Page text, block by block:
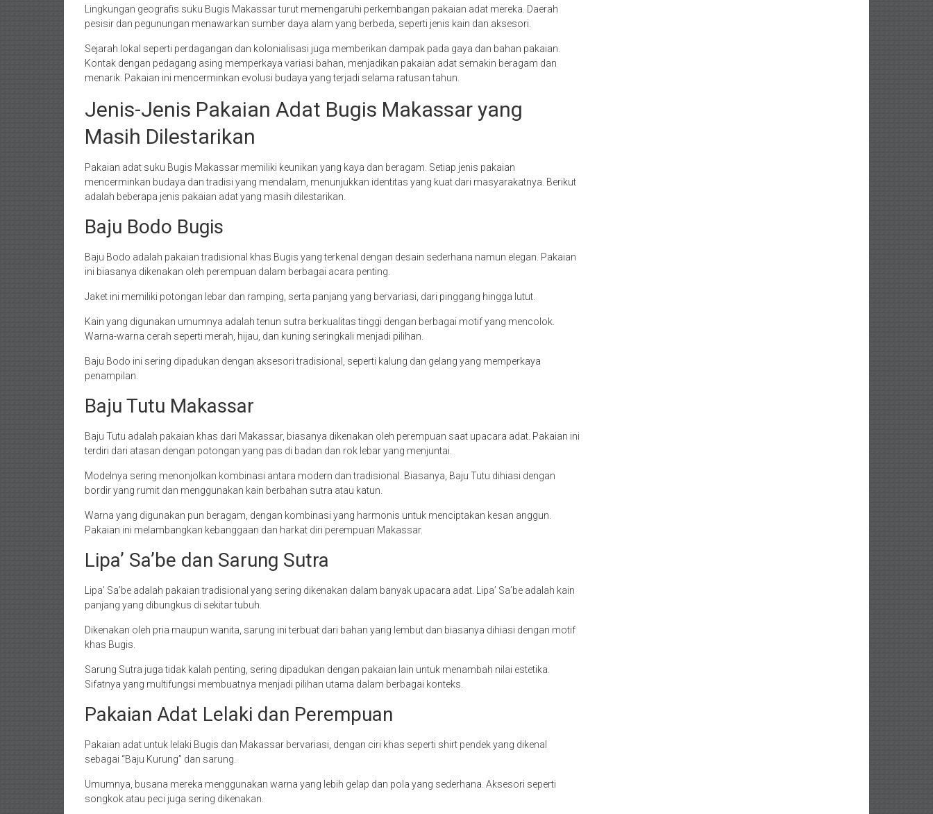
Lingkungan geografis suku Bugis Makassar turut memengaruhi perkembangan pakaian adat mereka. Daerah
pesisir dan pegunungan menawarkan sumber daya alam yang berbeda, seperti jenis kain dan aksesori.
Sejarah lokal seperti perdagangan dan kolonialisasi juga memberikan dampak pada gaya dan bahan pakaian.
Kontak dengan pedagang asing memperkaya variasi bahan, menjadikan pakaian adat semakin beragam dan
menarik. Pakaian ini mencerminkan evolusi budaya yang terjadi selama ratusan tahun.
Jenis-Jenis Pakaian Adat Bugis Makassar yang
Masih Dilestarikan
Pakaian adat suku Bugis Makassar memiliki keunikan yang kaya dan beragam. Setiap jenis pakaian
mencerminkan budaya dan tradisi yang mendalam, menunjukkan identitas yang kuat dari masyarakatnya. Berikut
adalah beberapa jenis pakaian adat yang masih dilestarikan.
Baju Bodo Bugis
Baju Bodo adalah pakaian tradisional khas Bugis yang terkenal dengan desain sederhana namun elegan. Pakaian
ini biasanya dikenakan oleh perempuan dalam berbagai acara penting.
Jaket ini memiliki potongan lebar dan ramping, serta panjang yang bervariasi, dari pinggang hingga lutut.
Kain yang digunakan umumnya adalah tenun sutra berkualitas tinggi dengan berbagai motif yang mencolok.
Warna-warna cerah seperti merah, hijau, dan kuning seringkali menjadi pilihan.
Baju Bodo ini sering dipadukan dengan aksesori tradisional, seperti kalung dan gelang yang memperkaya
penampilan.
Baju Tutu Makassar
Baju Tutu adalah pakaian khas dari Makassar, biasanya dikenakan oleh perempuan saat upacara adat. Pakaian ini
terdiri dari atasan dengan potongan yang pas di badan dan rok lebar yang menjuntai.
Modelnya sering menonjolkan kombinasi antara modern dan tradisional. Biasanya, Baju Tutu dihiasi dengan
bordir yang rumit dan menggunakan kain berbahan sutra atau katun.
Warna yang digunakan pun beragam, dengan kombinasi yang harmonis untuk menciptakan kesan anggun.
Pakaian ini melambangkan kebanggaan dan harkat diri perempuan Makassar.
Lipa’ Sa’be dan Sarung Sutra
Lipa’ Sa’be adalah pakaian tradisional yang sering dikenakan dalam banyak upacara adat. Lipa’ Sa’be adalah kain
panjang yang dibungkus di sekitar tubuh.
Dikenakan oleh pria maupun wanita, sarung ini terbuat dari bahan yang lembut dan biasanya dihiasi dengan motif
khas Bugis.
Sarung Sutra juga tidak kalah penting, sering dipadukan dengan pakaian lain untuk menambah nilai estetika.
Sifatnya yang multifungsi membuatnya menjadi pilihan utama dalam berbagai konteks.
Pakaian Adat Lelaki dan Perempuan
Pakaian adat untuk lelaki Bugis dan Makassar bervariasi, dengan ciri khas seperti shirt pendek yang dikenal
sebagai “Baju Kurung” dan sarung.
Umumnya, busana mereka menggunakan warna yang lebih gelap dan pola yang sederhana. Aksesori seperti
songkok atau peci juga sering dikenakan.